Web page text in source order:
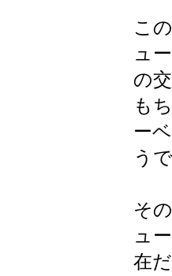
こ
ュ
の
も
ー
う
そ
ュ
在